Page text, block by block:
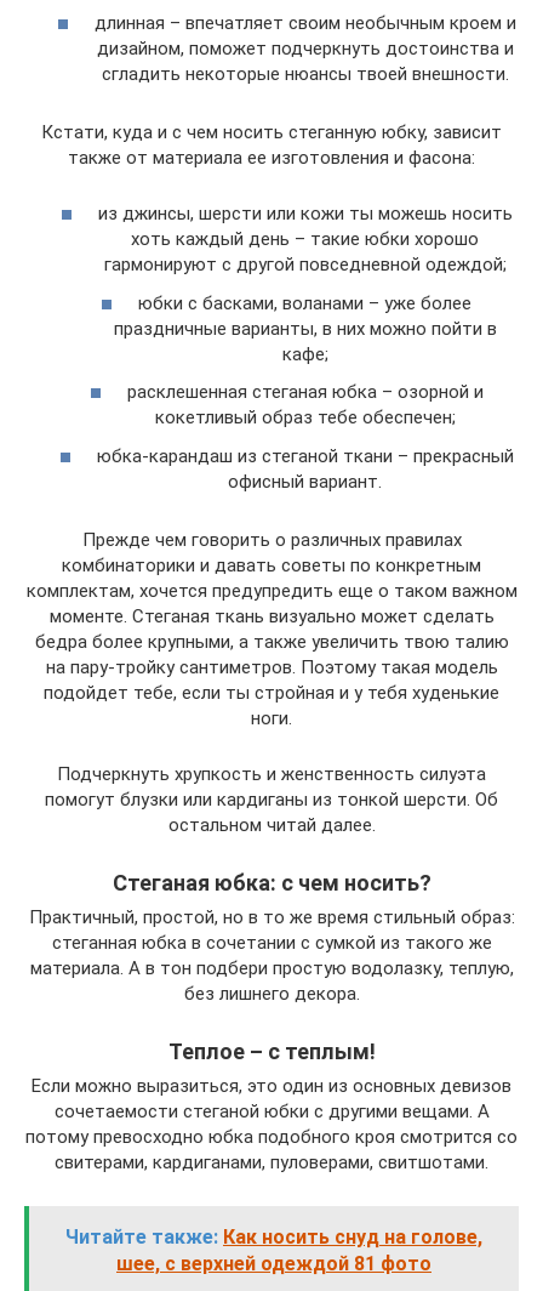
длинная – впечатляет своим необычным кроем и
дизайном, поможет подчеркнуть достоинства и
сгладить некоторые нюансы твоей внешности.
Кстати, куда и с чем носить стеганную юбку, зависит
также от материала ее изготовления и фасона:
из джинсы, шерсти или кожи ты можешь носить
хоть каждый день – такие юбки хорошо
гармонируют с другой повседневной одеждой;
юбки с басками, воланами – уже более
праздничные варианты, в них можно пойти в
кафе;
расклешенная стеганая юбка – озорной и
кокетливый образ тебе обеспечен;
юбка-карандаш из стеганой ткани – прекрасный
офисный вариант.
Прежде чем говорить о различных правилах
комбинаторики и давать советы по конкретным
комплектам, хочется предупредить еще о таком важном
моменте. Стеганая ткань визуально может сделать
бедра более крупными, а также увеличить твою талию
на пару-тройку сантиметров. Поэтому такая модель
подойдет тебе, если ты стройная и у тебя худенькие
ноги.
Подчеркнуть хрупкость и женственность силуэта
помогут блузки или кардиганы из тонкой шерсти. Об
остальном читай далее.
Стеганая юбка: с чем носить?
Практичный, простой, но в то же время стильный образ:
стеганная юбка в сочетании с сумкой из такого же
материала. А в тон подбери простую водолазку, теплую,
без лишнего декора.
Теплое – с теплым!
Если можно выразиться, это один из основных девизов
сочетаемости стеганой юбки с другими вещами. А
потому превосходно юбка подобного кроя смотрится со
свитерами, кардиганами, пуловерами, свитшотами.
Читайте также: Как носить снуд на голове,
шее, с верхней одеждой 81 фото